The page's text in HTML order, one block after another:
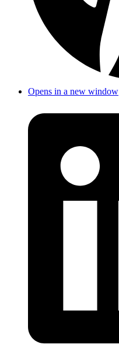
Opens in a new window